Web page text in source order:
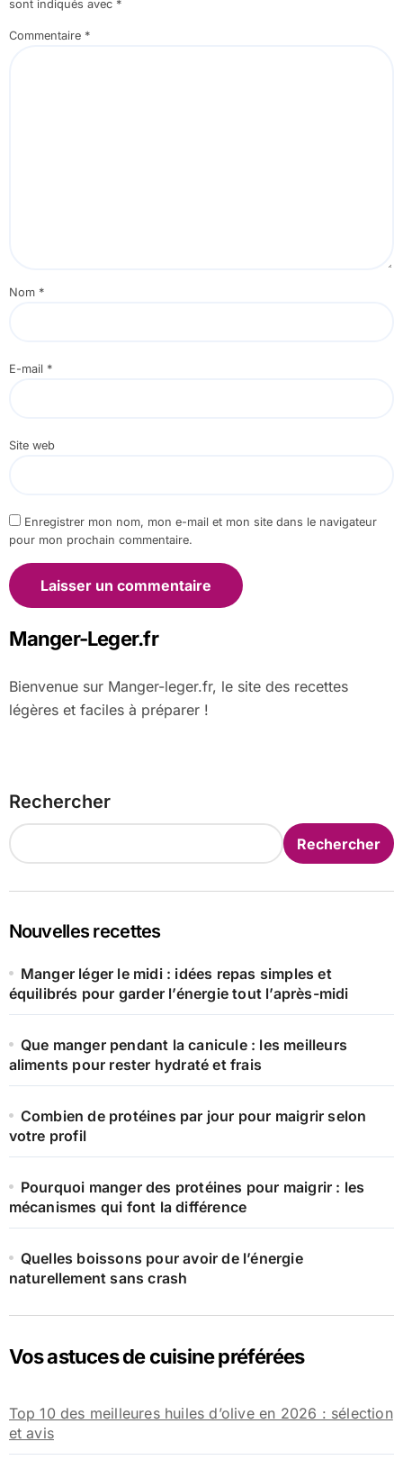
sont indiqués avec *
Commentaire *
Nom *
E-mail *
Site web
Enregistrer mon nom, mon e-mail et mon site dans le navigateur
pour mon prochain commentaire.
Manger-Leger.fr
Bienvenue sur Manger-leger.fr, le site des recettes
légères et faciles à préparer !
Rechercher
Rechercher
Nouvelles recettes
Manger léger le midi : idées repas simples et
équilibrés pour garder l’énergie tout l’après-midi
Que manger pendant la canicule : les meilleurs
aliments pour rester hydraté et frais
Combien de protéines par jour pour maigrir selon
votre profil
Pourquoi manger des protéines pour maigrir : les
mécanismes qui font la différence
Quelles boissons pour avoir de l’énergie
naturellement sans crash
Vos astuces de cuisine préférées
Top 10 des meilleures huiles d’olive en 2026 : sélection
et avis